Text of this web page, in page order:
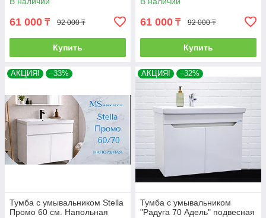
61 000 ₸ 92 000 ₸
Купить
61 000 ₸ 92 000 ₸
Купить
АКЦИЯ! –33%
Тумба с умывальником Stella
Промо 60 см. Напольная
АКЦИЯ! –32%
Тумба с умывальником
"Радуга 70 Адель" подвесная